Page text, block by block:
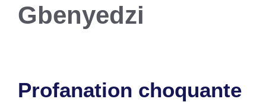
Gbenyedzi
Profanation choquante